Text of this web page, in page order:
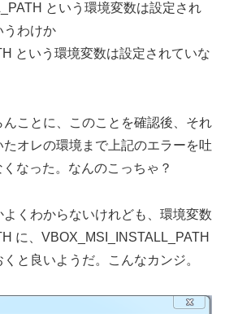
という環境変数は設定され
うわけか
という環境変数は設定されていな
ことに、このことを確認後、それ
たオレの環境まで上記のエラーを吐
なった。なんのこっちゃ？
くわからないけれども、環境変数
に、VBOX_MSI_INSTALL_PATH
と良いようだ。こんなカンジ。